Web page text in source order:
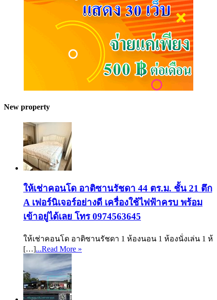
New property
ให้เช่าคอนโด อาติซานรัชดา 44 ตร.ม. ชั้น 21 ตึก
A เฟอร์นิเจอร์อย่างดี เครื่องใช้ไฟฟ้าครบ พร้อม
เข้าอยู่ได้เลย โทร 0974563645
ให้เช่าคอนโด อาติซานรัชดา 1 ห้องนอน 1 ห้องนั่งเล่น 1 ห้
[…]...Read More »